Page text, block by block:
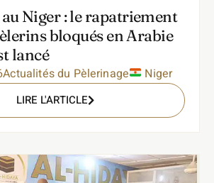
Niger : le rapatriement
bloqués en Arabie
lancé
Actualités du Pèlerinage Niger
LIRE L'ARTICLE